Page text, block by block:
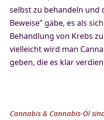
selbst zu behandeln und
Beweise” gäbe, es als
Behandlung von Krebs
vielleicht wird man
geben, die es klar
Cannabis & Cannabis-Öl